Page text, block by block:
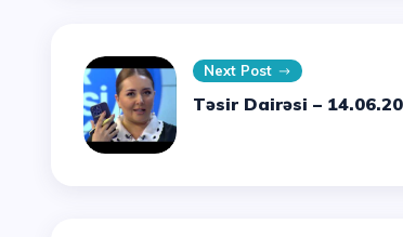
Next Post
Təsir Dairəsi –